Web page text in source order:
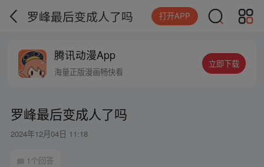
罗峰最后变成人了吗 打开APP
腾讯动漫App
海量正版漫画畅快看
立即下载
罗峰最后变成人了吗
2024年12月04日 11:18
1个回答